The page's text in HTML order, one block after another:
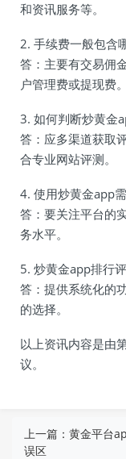
和资讯服务等。
2. 手续费一般包含
答：主要有交易佣
户管理费或提现费。
3. 如何判断炒黄金
答：应多渠道获取
合专业网站评测。
4. 使用炒黄金app
答：要关注平台的
务水平。
5. 炒黄金app排行
答：提供系统化的
的选择。
以上资讯内容是由
议。
上一篇： 黄金平台
误区